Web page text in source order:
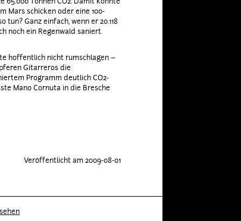
Mars schicken oder eine 100-
tun? Ganz einfach, wenn er 20.118
noch ein Regenwald saniert.
hoffentlich nicht rumschlagen –
Gitarreros die
Programm deutlich CO2-
Mano Cornuta in die Bresche
Veröffentlicht am 2009-08-01